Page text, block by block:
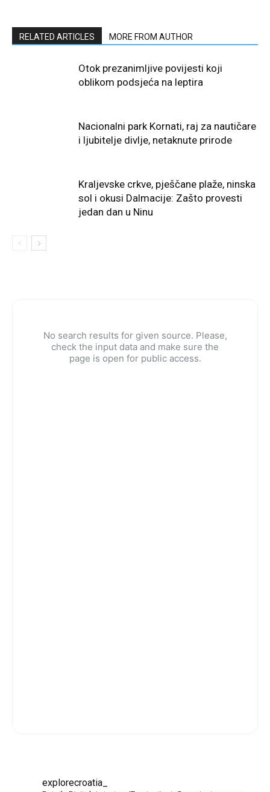
RELATED ARTICLES MORE FROM AUTHOR
Otok prezanimljive povijesti koji
oblikom podsjeća na leptira
Nacionalni park Kornati, raj za nautičare
i ljubitelje divlje, netaknute prirode
Kraljevske crkve, pješčane plaže, ninska
sol i okusi Dalmacije: Zašto provesti
jedan dan u Ninu
No search results for given source. Please,
check the input data and make sure the
page is open for public access.
explorecroatia_